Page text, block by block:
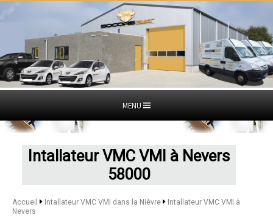
MENU
Intallateur VMC VMI à Nevers
58000
Accueil Intallateur VMC VMI dans la Nièvre
Intallateur VMC VMI à
Nevers